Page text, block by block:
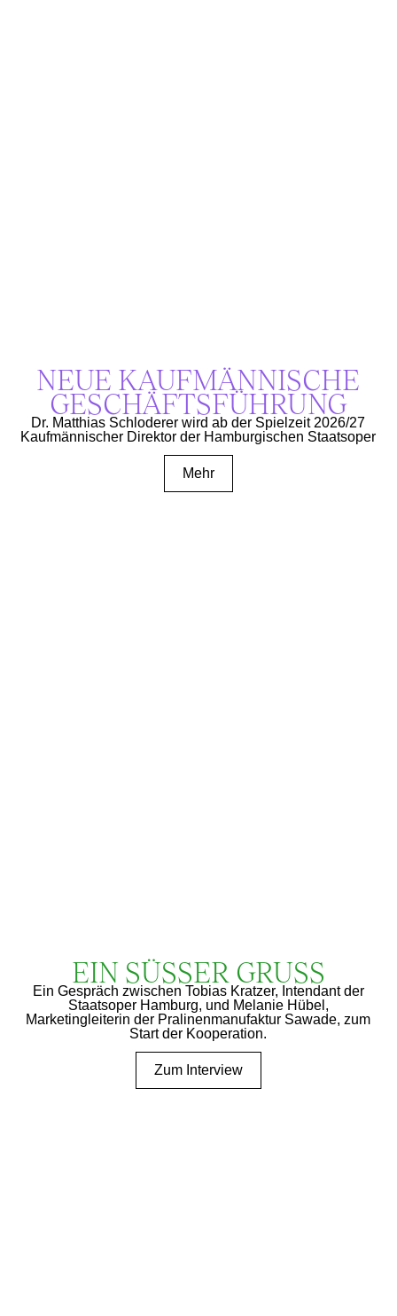
NEUE KAUF­MÄNNISCHE
GESCHÄFTS­FÜHRUNG
Dr. Matthias Schloderer wird ab der Spielzeit 2026/27
Kaufmännischer Direktor der Hamburgischen Staatsoper
Mehr
EIN SÜSSER GRUSS
Ein Gespräch zwischen Tobias Kratzer, Intendant der
Staatsoper Hamburg, und Melanie Hübel,
Marketingleiterin der Pralinenmanufaktur Sawade, zum
Start der Kooperation.
Zum Interview